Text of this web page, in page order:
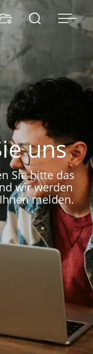
 
uns
Sie bitte das
wir werden
melden.